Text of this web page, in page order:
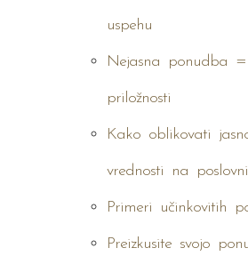
uspehu
Nejasna ponudba =
priložnosti
Kako oblikovati
vrednosti na
Primeri učinkovitih
Preizkusite svojo